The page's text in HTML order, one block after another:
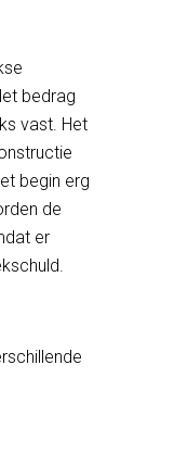
bedrag
vast. Het
begin erg
de
er